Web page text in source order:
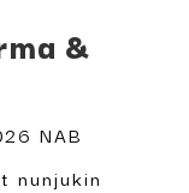
&
NAB
nunjukin